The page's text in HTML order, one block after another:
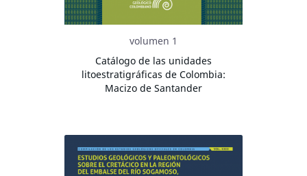
volumen 1
Catálogo de las unidades
litoestratigráficas de Colombia:
Macizo de Santander